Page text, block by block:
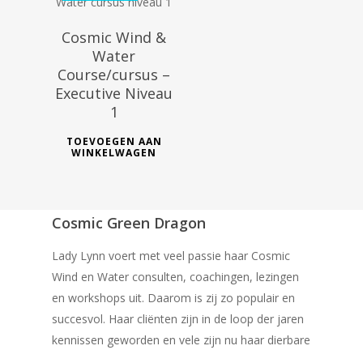
Cosmic Wind &
Water
Course/cursus –
Executive Niveau
1
TOEVOEGEN AAN
WINKELWAGEN
Cosmic Green Dragon
Lady Lynn voert met veel passie haar Cosmic
Wind en Water consulten, coachingen, lezingen
en workshops uit. Daarom is zij zo populair en
succesvol. Haar cliënten zijn in de loop der jaren
kennissen geworden en vele zijn nu haar dierbare